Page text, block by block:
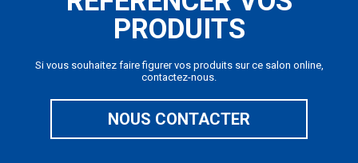
PRODUITS
Si vous souhaitez faire figurer vos produits sur ce salon online,
contactez-nous.
NOUS CONTACTER